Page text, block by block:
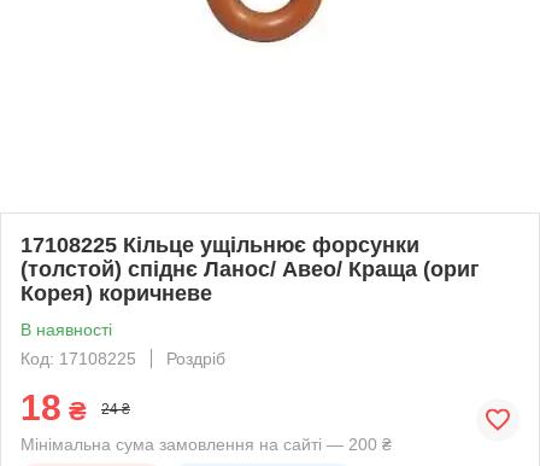
17108225 Кільце ущільнює форсунки
(толстой) спіднє Ланос/ Авео/ Краща (ориг
Корея) коричневе
В наявності
Код: 17108225
Роздріб
18 ₴ 24 ₴
Мінімальна сума замовлення на сайті — 200 ₴